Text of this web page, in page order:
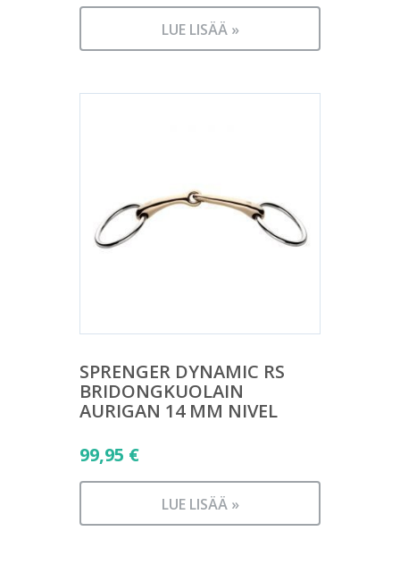
LUE LISÄÄ »
SPRENGER DYNAMIC RS
BRIDONGKUOLAIN
AURIGAN 14 MM NIVEL
99,95 €
LUE LISÄÄ »